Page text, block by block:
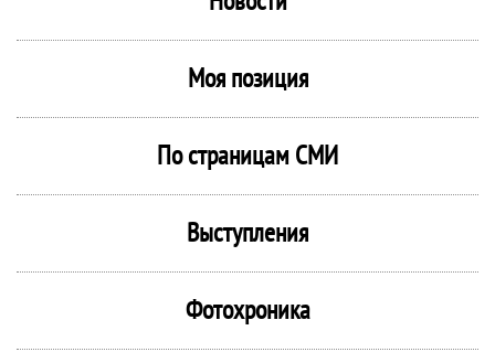
Моя позиция
По страницам СМИ
Выступления
Фотохроника